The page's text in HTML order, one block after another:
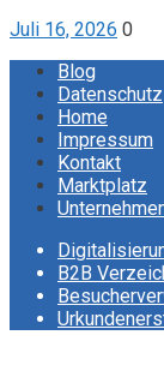
Juli 16, 2026 0
Blog
Datenschutz
Home
Impressum
Kontakt
Marktplatz
B2B